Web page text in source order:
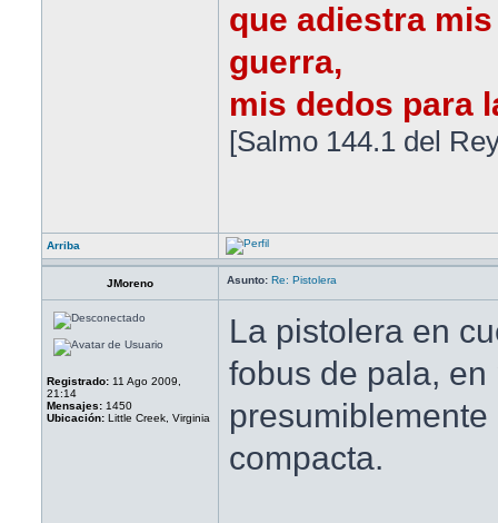
que adiestra
guerra,
mis dedos para
[Salmo 144.1 del
Arriba
JMoreno Asunto: Re: Pistolera
Registrado: 11 Ago 2009,
21:14
Mensajes: 1450
Ubicación: Little Creek, Virginia
La pistolera en
fobus de pala, en
compacta.